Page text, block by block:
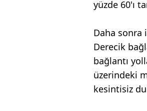
Daha sonra
Derecik
bağlantı
üzerindeki
kesintisiz